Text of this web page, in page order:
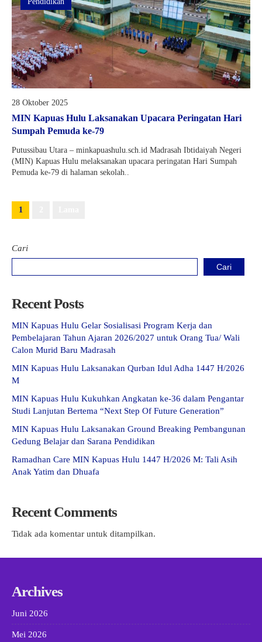
28 Oktober 2025
MIN Kapuas Hulu Laksanakan Upacara Peringatan Hari
Sumpah Pemuda ke-79
Putussibau Utara – minkapuashulu.sch.id Madrasah Ibtidaiyah Negeri
(MIN) Kapuas Hulu melaksanakan upacara peringatan Hari Sumpah
Pemuda ke-79 di halaman sekolah..
1
Cari
Cari
Recent Posts
MIN Kapuas Hulu Gelar Sosialisasi Program Kerja dan
Pembelajaran Tahun Ajaran 2026/2027 untuk Orang Tua/ Wali
Calon Murid Baru Madrasah
MIN Kapuas Hulu Laksanakan Qurban Idul Adha 1447 H/2026
M
MIN Kapuas Hulu Kukuhkan Angkatan ke-36 dalam Pengantar
Studi Lanjutan Bertema “Next Step Of Future Generation”
MIN Kapuas Hulu Laksanakan Ground Breaking Pembangunan
Gedung Belajar dan Sarana Pendidikan
Ramadhan Care MIN Kapuas Hulu 1447 H/2026 M: Tali Asih
Anak Yatim dan Dhuafa
Recent Comments
Tidak ada komentar untuk ditampilkan.
Archives
Juni 2026
Mei 2026